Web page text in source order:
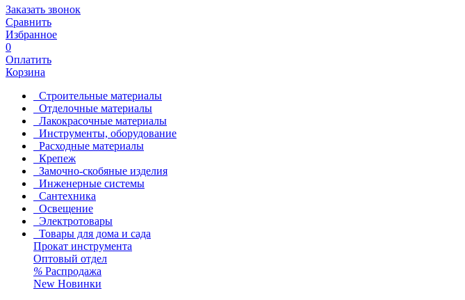
Заказать звонок
Сравнить
Избранное
0
Оплатить
Корзина
Строительные материалы
Отделочные материалы
Лакокрасочные материалы
Инструменты, оборудование
Расходные материалы
Крепеж
Замочно-скобяные изделия
Инженерные системы
Сантехника
Освещение
Электротовары
Товары для дома и сада
Прокат инструмента
Оптовый отдел
% Распродажа
New Новинки